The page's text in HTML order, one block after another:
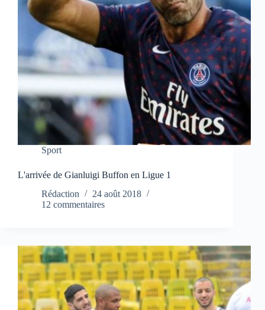
Sport
L'arrivée de Gianluigi Buffon en Ligue 1
Rédaction
24 août 2018
12 commentaires